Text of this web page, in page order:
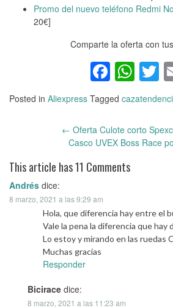
Promo del nuevo teléfono Redmi
20€]
Comparte la oferta con
Posted in Aliexpress Tagged
← Oferta Culote corto
Casco UVEX Boss Race
This article has 11 Comments
Andrés dice:
8 marzo, 2021 a las 9:29 am
Hola, que diferencia hay entre el
Vale la pena la diferencia que hay
Lo estoy y mirando en las ruedas
Muchas gracias
Responder
Bicirace dice:
8 marzo, 2021 a las 11:23 am